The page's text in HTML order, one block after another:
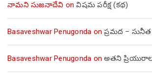
నామని సుజనాదేవి onవిషమ పరీక్ష (క‌థ‌)
Basaveshwar Penugonda onప్రమద –
Basaveshwar Penugonda onఅతని